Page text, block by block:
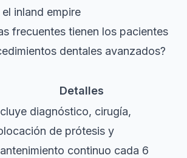
inland empire
frecuentes tienen los pacientes
dentales avanzados?
Detalles
diagnóstico, cirugía,
de prótesis y
continuo cada 6